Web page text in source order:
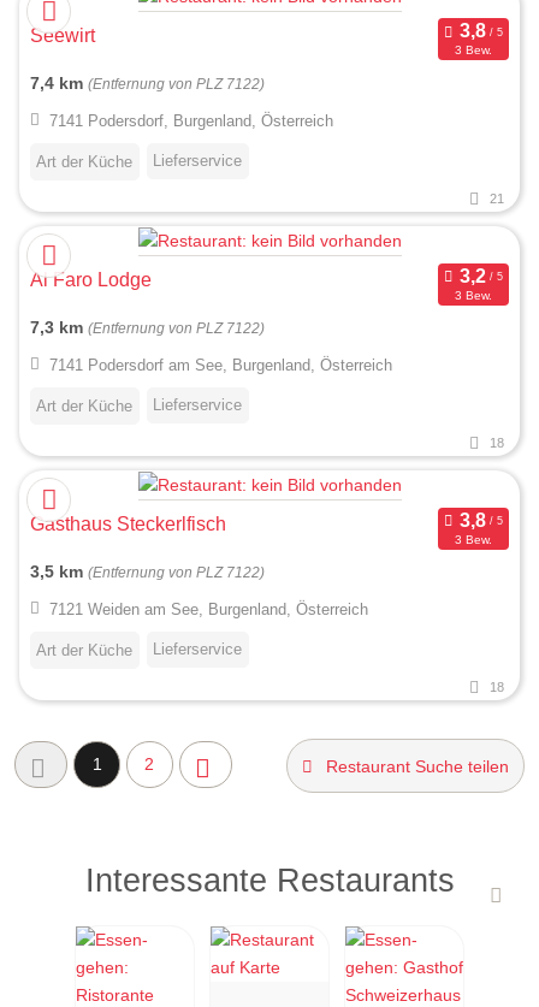
Seewirt
3 Bew.
7,4 km (Entfernung von PLZ 7122)
7141 Podersdorf, Burgenland, Österreich
Art der Küche Lieferservice
21
Al Faro Lodge
3 Bew.
7,3 km (Entfernung von PLZ 7122)
7141 Podersdorf am See, Burgenland, Österreich
Art der Küche Lieferservice
18
Gasthaus Steckerlfisch
3 Bew.
3,5 km (Entfernung von PLZ 7122)
7121 Weiden am See, Burgenland, Österreich
Art der Küche Lieferservice
18
1 2 Restaurant Suche teilen
Interessante Restaurants